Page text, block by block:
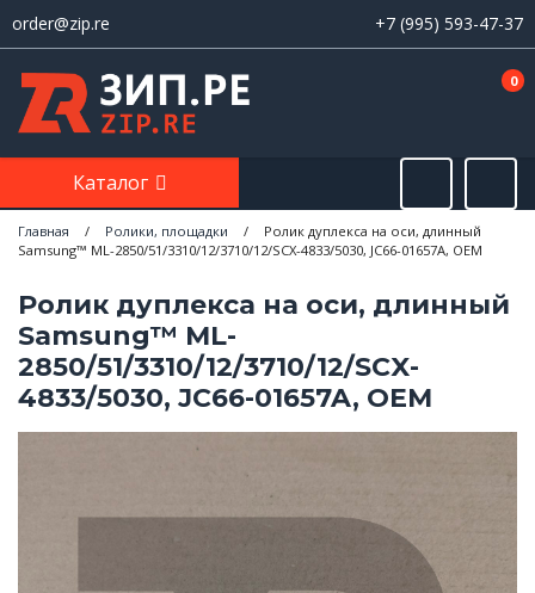
order@zip.re +7 (995) 593-47-37
0
Каталог
Главная / Ролики, площадки /
Ролик дуплекса на оси, длинный
Samsung™ ML-2850/51/3310/12/3710/12/SCX-4833/5030, JC66-01657A, OEM
Ролик дуплекса на оси, длинный
Samsung™ ML-
2850/51/3310/12/3710/12/SCX-
4833/5030, JC66-01657A, OEM